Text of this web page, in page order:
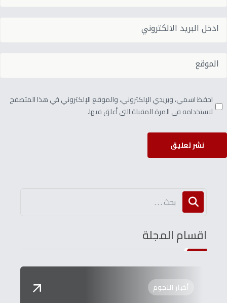
احفظ اسمي، وبريدي الإلكتروني، والموقع الإلكتروني في هذا المتصفح
لاستخدامه في المرة المقبلة التي أعلق فيها.
نشر تعليق
اقسام المجلة
أخبار النجوم